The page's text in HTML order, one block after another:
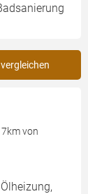
von